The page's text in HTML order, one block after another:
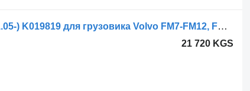
Главный тормозной кран Volvo ФМ (01.05-) K019819 для грузовика Volvo FM7-FM12, FM, FMX (1998-2014)
21 720 KGS